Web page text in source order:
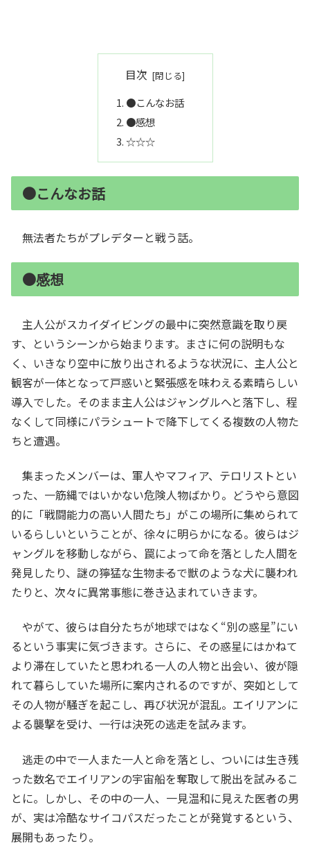
目次
●こんなお話
●感想
☆☆☆
●こんなお話
無法者たちがプレデターと戦う話。
●感想
主人公がスカイダイビングの最中に突然意識を取り戻
す、というシーンから始まります。まさに何の説明もな
く、いきなり空中に放り出されるような状況に、主人公と
観客が一体となって戸惑いと緊張感を味わえる素晴らしい
導入でした。そのまま主人公はジャングルへと落下し、程
なくして同様にパラシュートで降下してくる複数の人物た
ちと遭遇。
集まったメンバーは、軍人やマフィア、テロリストとい
った、一筋縄ではいかない危険人物ばかり。どうやら意図
的に「戦闘能力の高い人間たち」がこの場所に集められて
いるらしいということが、徐々に明らかになる。彼らはジ
ャングルを移動しながら、罠によって命を落とした人間を
発見したり、謎の獰猛な生物――まるで獣のような犬に襲われ
たりと、次々に異常事態に巻き込まれていきます。
やがて、彼らは自分たちが地球ではなく“別の惑星”にい
るという事実に気づきます。さらに、その惑星にはかねて
より滞在していたと思われる一人の人物と出会い、彼が隠
れて暮らしていた場所に案内されるのですが、突如として
その人物が騒ぎを起こし、再び状況が混乱。エイリアンに
よる襲撃を受け、一行は決死の逃走を試みます。
逃走の中で一人また一人と命を落とし、ついには生き残
った数名でエイリアンの宇宙船を奪取して脱出を試みるこ
とに。しかし、その中の一人、一見温和に見えた医者の男
が、実は冷酷なサイコパスだったことが発覚するという、
展開もあったり。